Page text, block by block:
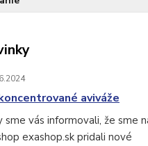
aviváže
sme vás informovali, že sme
exashop.sk pridali nové